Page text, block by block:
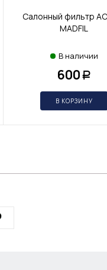
Салонный фильтр
MADFIL
В наличии
600 Р
В КОРЗИНУ